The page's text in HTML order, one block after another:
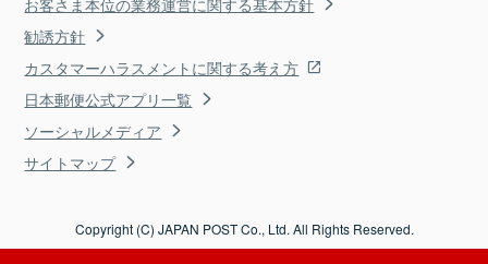
勧誘方針
カスタマーハラスメントに関する考え方
日本郵便公式アプリ一覧
ソーシャルメディア
サイトマップ
Copyright (C) JAPAN POST Co., Ltd. All Rights Reserved.